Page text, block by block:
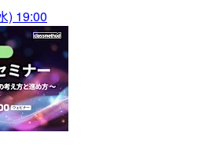
) 19:00